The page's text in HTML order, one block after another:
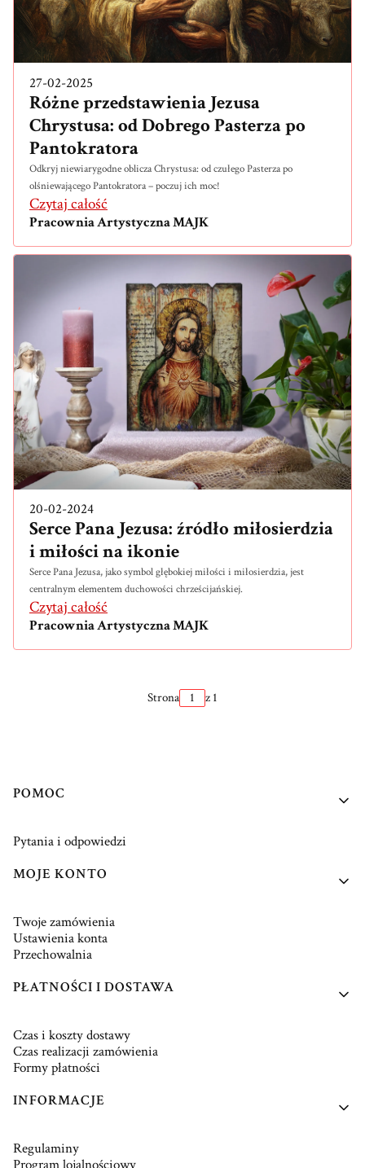
27-02-2025
Różne przedstawienia Jezusa
Chrystusa: od Dobrego Pasterza po
Pantokratora
Odkryj niewiarygodne oblicza Chrystusa: od czułego Pasterza po
olśniewającego Pantokratora – poczuj ich moc!
Czytaj całość
Pracownia Artystyczna MAJK
20-02-2024
Serce Pana Jezusa: źródło miłosierdzia
i miłości na ikonie
Serce Pana Jezusa, jako symbol głębokiej miłości i miłosierdzia, jest
centralnym elementem duchowości chrześcijańskiej.
Czytaj całość
Pracownia Artystyczna MAJK
Strona z 1
Linki w stopce
POMOC
Pytania i odpowiedzi
MOJE KONTO
Twoje zamówienia
Ustawienia konta
Przechowalnia
PŁATNOŚCI I DOSTAWA
Czas i koszty dostawy
Czas realizacji zamówienia
Formy płatności
INFORMACJE
Regulaminy